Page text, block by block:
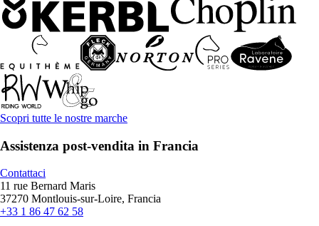
Scopri tutte le nostre marche
Assistenza post-vendita in Francia
Contattaci
11 rue Bernard Maris
37270 Montlouis-sur-Loire, Francia
+33 1 86 47 62 58